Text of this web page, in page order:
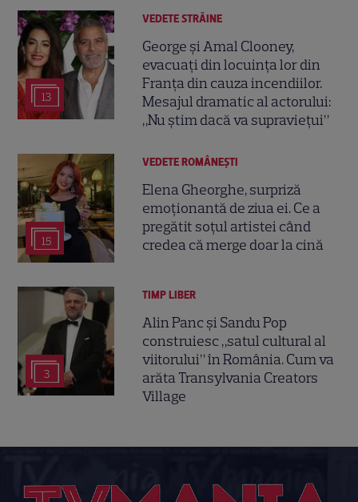
13
VEDETE STRĂINE
George și Amal Clooney,
evacuați din locuința lor din
Franța din cauza incendiilor.
Mesajul dramatic al actorului:
„Nu știm dacă va supraviețui”
15
VEDETE ROMÂNEŞTI
Elena Gheorghe, surpriză
emoționantă de ziua ei. Ce a
pregătit soțul artistei când
credea că merge doar la cină
3
TIMP LIBER
Alin Panc și Sandu Pop
construiesc „satul cultural al
viitorului” în România. Cum va
arăta Transylvania Creators
Village